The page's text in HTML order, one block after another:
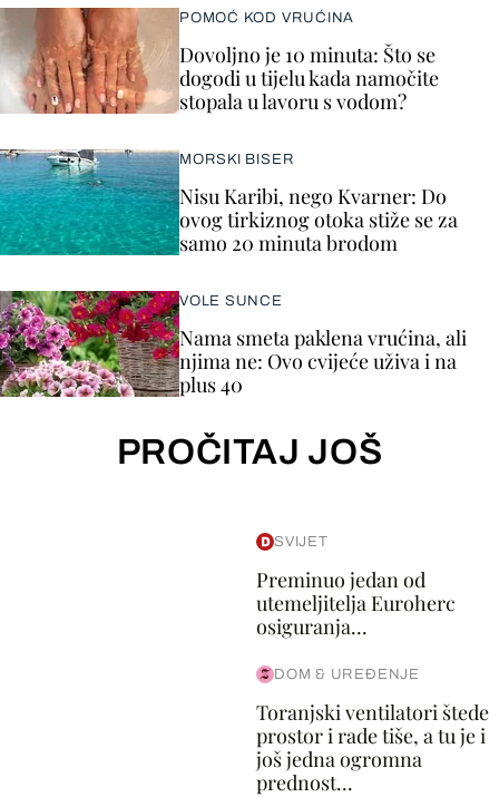
POMOĆ KOD VRUĆINA
Dovoljno je 10 minuta: Što se
dogodi u tijelu kada namočite
stopala u lavoru s vodom?
MORSKI BISER
Nisu Karibi, nego Kvarner: Do
ovog tirkiznog otoka stiže se za
samo 20 minuta brodom
VOLE SUNCE
Nama smeta paklena vrućina, ali
njima ne: Ovo cvijeće uživa i na
plus 40
PROČITAJ JOŠ
SVIJET
Preminuo jedan od
utemeljitelja Euroherc
osiguranja...
DOM & UREĐENJE
Toranjski ventilatori štede
prostor i rade tiše, a tu je i
još jedna ogromna
prednost...